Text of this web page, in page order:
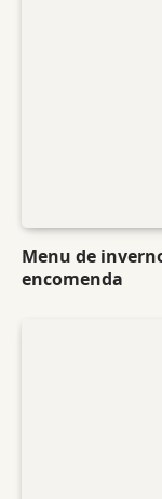
Menu de
encomenda